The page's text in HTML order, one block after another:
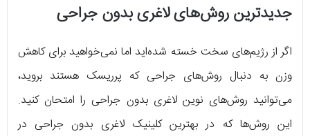
جدیدترین روش‌های لاغری بدون جراحی
اگر از رژیم‌های سخت خسته شده‌اید اما نمی‌خواهید برای کاهش
وزن به دنبال روش‌های جراحی که پرریسک هستند بروید،
می‌توانید روش‌های نوین لاغری بدون جراحی را امتحان کنید.
این روش‌ها که در بهترین کلینیک لاغری بدون جراحی در